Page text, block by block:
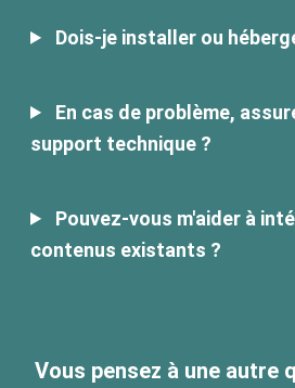
Dois-je installer ou
En cas de problème,
support technique ?
Pouvez-vous m'aider à
contenus existants ?
Vous pensez à une autre